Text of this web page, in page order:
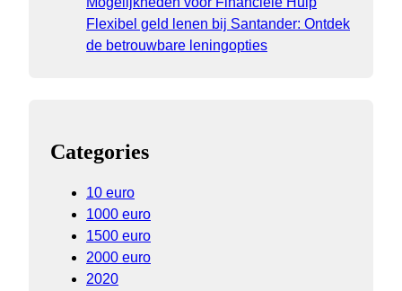
Flexibel geld lenen bij Santander: Ontdek
de betrouwbare leningopties
Categories
10 euro
1000 euro
1500 euro
2000 euro
2020